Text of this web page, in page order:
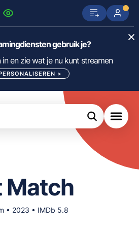
SkyShowtime Prime Video
Videoland HBO Max
Apple TV
KIJK
OP MIJN
SELECTEREN
gebruik je?
en zie wat je nu kunt streamen
>
Match
• 2023 • IMDb 5.8